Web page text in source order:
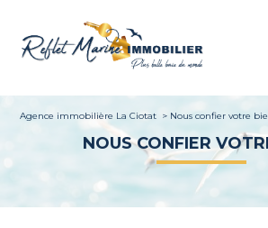
Agence immobilière La Ciotat Nous confier votre
NOUS CONFIER